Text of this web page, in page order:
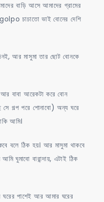
বাড়ি আসে আমাদের গ্রামের
চাচাতো ভাই বোনের দেশি
আর মাসুমা তার ছোট বোনকে
বাবা আরেকটা করে বোন
গল্প পরে শোনাবো) অন্য ঘরে
আমি।
বলে ঠিক হয়। আর মাসুমা থাকবে
ঘুমাবো বারান্দায়, এটাই ঠিক
ঘরের পাশেই আর আমার ঘরের